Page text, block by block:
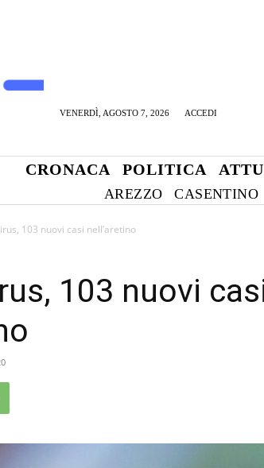
VENERDÌ, AGOSTO 7, 2026 ACCEDI
CRONACA POLITICA
AREZZO CASENTINO
103 nuovi casi nell’aretino
103 nuovi